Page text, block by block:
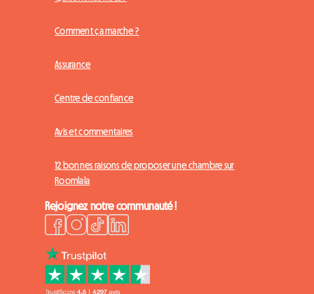
Comment ça marche ?
Assurance
Centre de confiance
Avis et commentaires
12 bonnes raisons de proposer une chambre sur
Roomlala
Rejoignez notre communauté !